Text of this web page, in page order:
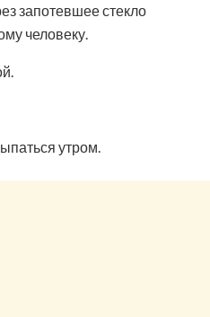
запотевшее стекло
человеку.
утром.